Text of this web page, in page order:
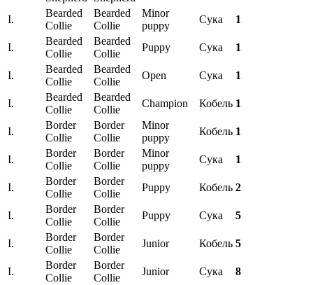
I.
Bearded
Collie
Bearded
Collie
Minor
puppy
Сука 1
I.
Bearded
Collie
Bearded
Collie
Puppy Сука 1
I.
Bearded
Collie
Bearded
Collie
Open Сука 1
I.
Bearded
Collie
Bearded
Collie
Champion Кобель 1
I.
Border
Collie
Border
Collie
Minor
puppy
Кобель 1
I.
Border
Collie
Border
Collie
Minor
puppy
Сука 1
I.
Border
Collie
Border
Collie
Puppy Кобель 2
I.
Border
Collie
Border
Collie
Puppy Сука 5
I.
Border
Collie
Border
Collie
Junior Кобель 5
I.
Border
Collie
Border
Collie
Junior Сука 8